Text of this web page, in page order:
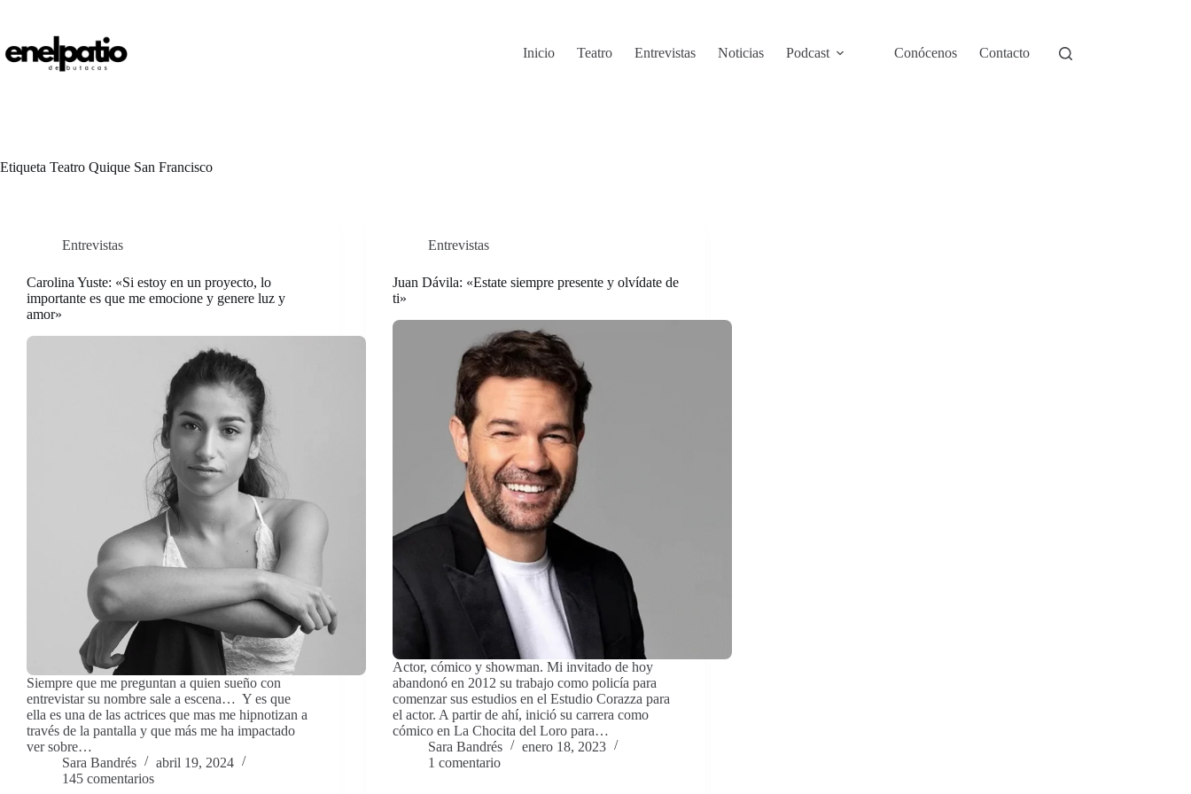
contenido
Inicio
Teatro Entrevistas Noticias Podcast Conócenos Contacto
Etiqueta Teatro Quique San Francisco
Entrevistas
Carolina Yuste: «Si estoy en un proyecto, lo
importante es que me emocione y genere luz y
amor»
Siempre que me preguntan a quien sueño con
entrevistar su nombre sale a escena… Y es que
ella es una de las actrices que mas me hipnotizan a
través de la pantalla y que más me ha impactado
ver sobre…
Sara Bandrés
abril 19, 2024
145 comentarios
Entrevistas
Juan Dávila: «Estate siempre presente y olvídate de
ti»
Actor, cómico y showman. Mi invitado de hoy
abandonó en 2012 su trabajo como policía para
comenzar sus estudios en el Estudio Corazza para
el actor. A partir de ahí, inició su carrera como
cómico en La Chocita del Loro para…
Sara Bandrés
enero 18, 2023
1 comentario